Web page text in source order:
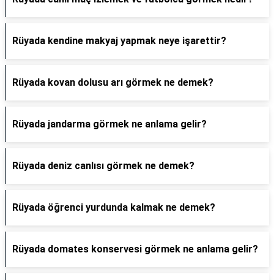
Rüyada kendine makyaj yapmak neye işarettir?
Rüyada kovan dolusu arı görmek ne demek?
Rüyada jandarma görmek ne anlama gelir?
Rüyada deniz canlısı görmek ne demek?
Rüyada öğrenci yurdunda kalmak ne demek?
Rüyada domates konservesi görmek ne anlama gelir?